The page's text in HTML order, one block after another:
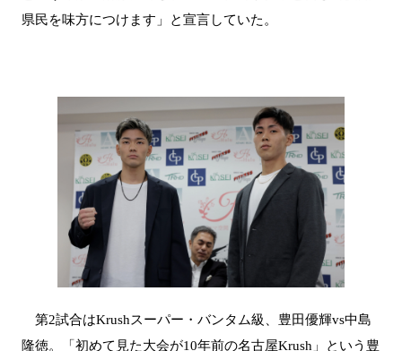
県民を味方につけます」と宣言していた。
第2試合はKrushスーパー・バンタム級、豊田優輝vs中島
隆徳。「初めて見た大会が10年前の名古屋Krush」という豊